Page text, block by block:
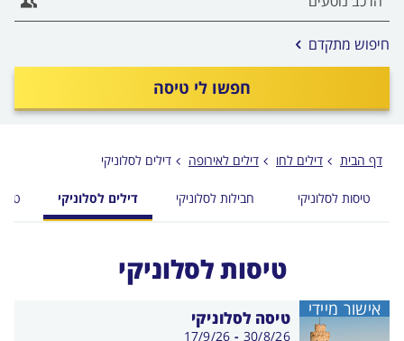
חפשו לי טיסה
חיפוש מתקדם אפשרויות
החיפוש
לפני
דף הבית דילים לחו דילים לאירופה דילים לסלוניקי
טיסות לסלוניקי חבילות לסלוניקי דילים לסלוניקי טוס
טיסות לסלוניקי
טיסה לסלוניקי
בין
30/8/26
-
17/9/26
אישור מיידי